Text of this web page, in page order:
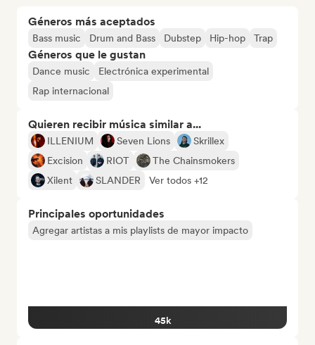
Géneros más aceptados
Bass music Drum and Bass Dubstep Hip-hop Trap
Géneros que le gustan
Dance music
Electrónica experimental
Rap internacional
Quieren recibir música similar a...
ILLENIUM Seven Lions
Skrillex
Excision
RIOT
The Chainsmokers
Xilent
SLANDER Ver todos +12
Principales oportunidades
Agregar artistas a mis playlists de mayor impacto
45k